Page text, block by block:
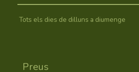
Tots els dies de dilluns a diumenge
Preus